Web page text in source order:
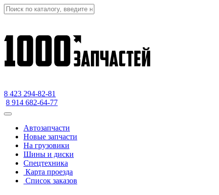
8 423 294-82-81
8 914 682-64-77
Автозапчасти
Новые запчасти
На грузовики
Шины и диски
Спецтехника
Карта проезда
Список заказов